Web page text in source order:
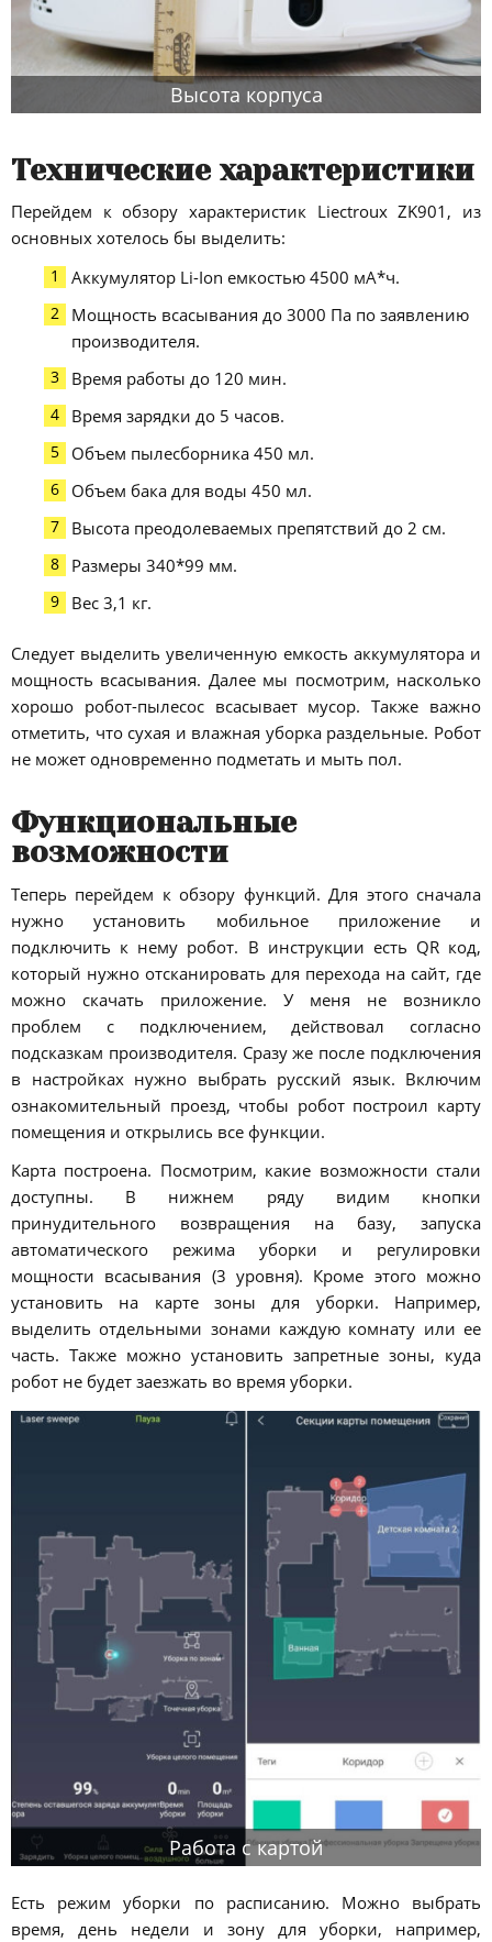
Высота корпуса
Технические характеристики
Перейдем к обзору характеристик Liectroux ZK901, из
основных хотелось бы выделить:
Аккумулятор Li-Ion емкостью 4500 мА*ч.
Мощность всасывания до 3000 Па по заявлению
производителя.
Время работы до 120 мин.
Время зарядки до 5 часов.
Объем пылесборника 450 мл.
Объем бака для воды 450 мл.
Высота преодолеваемых препятствий до 2 см.
Размеры 340*99 мм.
Вес 3,1 кг.
Следует выделить увеличенную емкость аккумулятора и
мощность всасывания. Далее мы посмотрим, насколько
хорошо робот-пылесос всасывает мусор. Также важно
отметить, что сухая и влажная уборка раздельные. Робот
не может одновременно подметать и мыть пол.
Функциональные
возможности
Теперь перейдем к обзору функций. Для этого сначала
нужно установить мобильное приложение и
подключить к нему робот. В инструкции есть QR код,
который нужно отсканировать для перехода на сайт, где
можно скачать приложение. У меня не возникло
проблем с подключением, действовал согласно
подсказкам производителя. Сразу же после подключения
в настройках нужно выбрать русский язык. Включим
ознакомительный проезд, чтобы робот построил карту
помещения и открылись все функции.
Карта построена. Посмотрим, какие возможности стали
доступны. В нижнем ряду видим кнопки
принудительного возвращения на базу, запуска
автоматического режима уборки и регулировки
мощности всасывания (3 уровня). Кроме этого можно
установить на карте зоны для уборки. Например,
выделить отдельными зонами каждую комнату или ее
часть. Также можно установить запретные зоны, куда
робот не будет заезжать во время уборки.
Работа с картой
Есть режим уборки по расписанию. Можно выбрать
время, день недели и зону для уборки, например,